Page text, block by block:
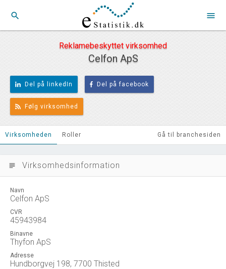
search menu
Reklamebeskyttet virksomhed
Celfon ApS
Del på linkedIn Del på facebook
Følg virksomhed
Virksomheden Roller Gå til branchesiden
subject Virksomhedsinformation
Navn
Celfon ApS
CVR
45943984
Binavne
Thyfon ApS
Adresse
Hundborgvej 198, 7700 Thisted